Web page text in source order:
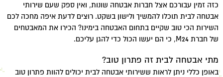
כזה זמין עבורכם אצל חברות אבטחה שונות, ואין ספק שעם שירותי
אבטחה לבית תוכלו להמשיך ולישון בשקט. רוצים לדעת איפה מחכה לכם
השירות הכי טוב שקיים בתחום האבטחה בימינו? הכירו את המאבטחים
של חברת M24, כי הם יעשו הכול כדי להגן עליכם.
מתי אבטחה לבית זה פתרון טוב?
באופן כללי ניתן לראות ששירותי אבטחה לבית יכולים להוות פתרון טוב